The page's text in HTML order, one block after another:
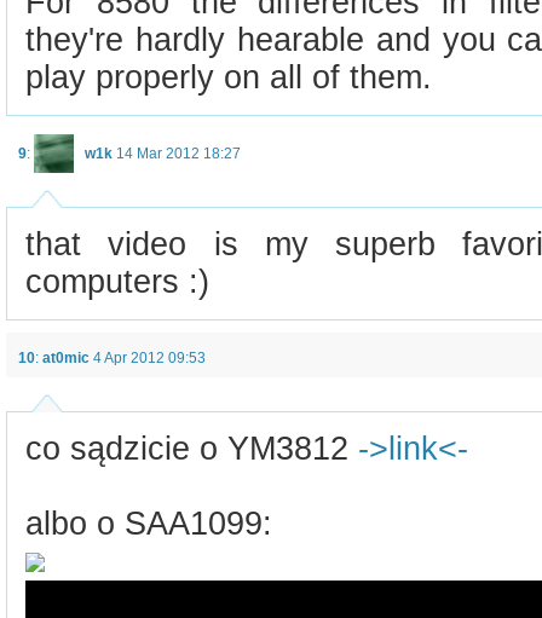
they're hardly hearable and you
play properly on all of them.
9: w1k 14 Mar 2012 18:27
that video is my superb
computers :)
10: at0mic 4 Apr 2012 09:53
co sądzicie o YM3812 ->link<-
albo o SAA1099: